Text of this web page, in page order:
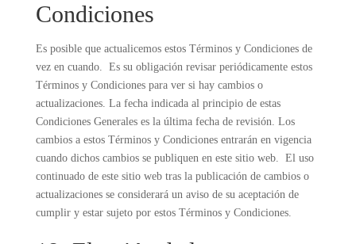
Condiciones
Es posible que actualicemos estos Términos y Condiciones de
vez en cuando. Es su obligación revisar periódicamente estos
Términos y Condiciones para ver si hay cambios o
actualizaciones. La fecha indicada al principio de estas
Condiciones Generales es la última fecha de revisión. Los
cambios a estos Términos y Condiciones entrarán en vigencia
cuando dichos cambios se publiquen en este sitio web. El uso
continuado de este sitio web tras la publicación de cambios o
actualizaciones se considerará un aviso de su aceptación de
cumplir y estar sujeto por estos Términos y Condiciones.